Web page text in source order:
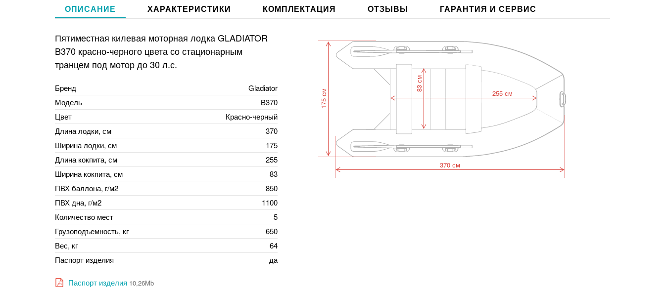
ОПИСАНИЕ ХАРАКТЕРИСТИКИ КОМПЛЕКТАЦИЯ ОТЗЫВЫ ГАРАНТИЯ И СЕРВИС
Пятиместная килевая моторная лодка GLADIATOR
B370 красно-черного цвета со стационарным
транцем под мотор до 30 л.с.
Бренд
Gladiator
Модель
B370
Цвет
Красно-черный
Длина лодки, см
370
Ширина лодки, см
175
Длина кокпита, см
255
Ширина кокпита, см
83
ПВХ баллона, г/м2
850
ПВХ дна, г/м2
1100
Количество мест
5
Грузоподъемность, кг
650
Вес, кг
64
Паспорт изделия
да
Паспорт изделия 10,26Mb
255 см
83 см
370 см
175 см